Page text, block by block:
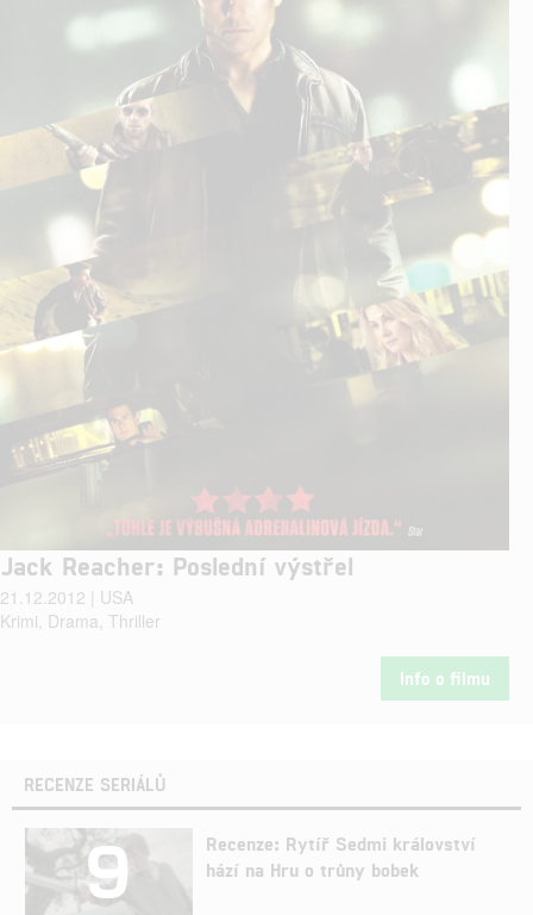
Jack Reacher: Poslední výstřel
21.12.2012 | USA
Krimi, Drama, Thriller
Info o filmu
RECENZE SERIÁLŮ
9
Recenze: Rytíř Sedmi království
hází na Hru o trůny bobek